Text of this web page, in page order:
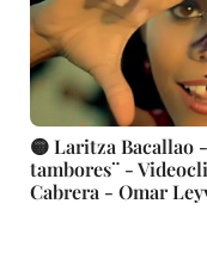
🟡 Laritza Bacallao
tambores¨ -
Cabrera - Omar